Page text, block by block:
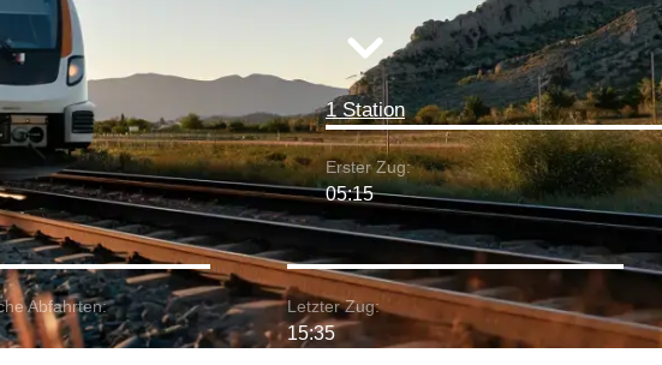
1 Station
Erster Zug:
05:15
Abfahrten: Letzter Zug:
15:35